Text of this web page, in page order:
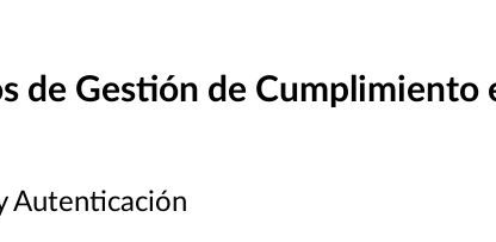
de Gestión de Cumplimiento
Autenticación